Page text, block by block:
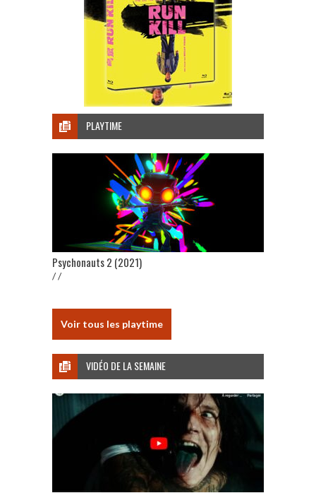
PLAYTIME
Psychonauts 2 (2021)
/ /
Voir tous les playtime
VIDÉO DE LA SEMAINE